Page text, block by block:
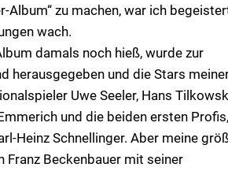
Album“ zu machen, war ich
wach.
damals noch hieß, wurde zur
herausgegeben und die Stars
Uwe Seeler, Hans
und die beiden ersten Profis,
Heinz Schnellinger. Aber meine
Franz Beckenbauer mit seiner